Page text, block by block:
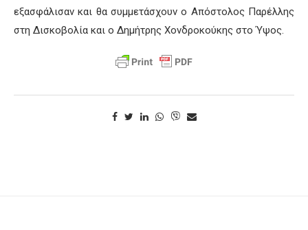
εξασφάλισαν και θα συμμετάσχουν ο Απόστολος Παρέλλης
στη Δισκοβολία και ο Δημήτρης Χονδροκούκης στο Ύψος.